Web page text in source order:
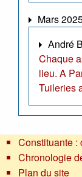
Mars
André
Chaque
lieu. A
Tuileries
Constituante :
Chronologie
Plan du site